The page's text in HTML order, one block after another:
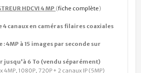
HDCVI 4 MP (fiche complète)
4 canaux en caméras filaires coaxiales
4MP à 15 images par seconde sur
jusqu'à 6 To (vendu séparément)
4MP, 1080P, 720P + 2 canaux IP (5MP)